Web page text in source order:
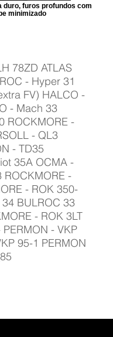
78ZD ATLAS
- Hyper 31
FV) HALCO -
- Mach 33
ROCKMORE -
- QL3
- TD35
35A OCMA -
ROCKMORE -
- ROK 350-
BULROC 33
- ROK 3LT
- VKP
95-1 PERMON
duro, furos profundos com
minimizado